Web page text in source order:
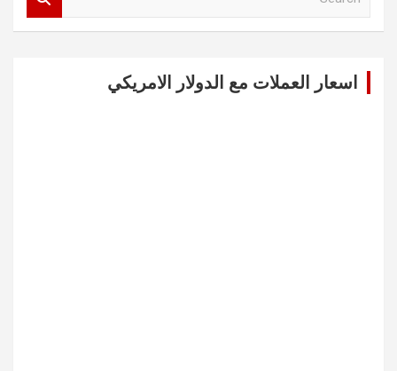
اسعار العملات مع الدولار الامريكي